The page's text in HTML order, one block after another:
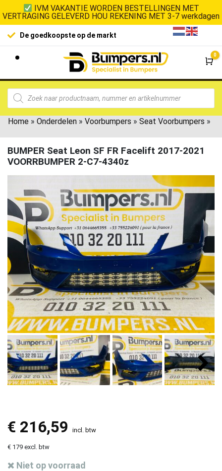
IVM VAKANTIE WORDEN BESTELLINGEN MET
VERTRAGING GELEVERD HOU REKENING MET 3-7 werkdagen
De goedkoopste op de markt
0
Home » Onderdelen » Voorbumpers » Seat Voorbumpers »
BUMPER Seat Leon SF FR Facelift 2017-2021
VOORRBUMPER 2-C7-4340z
€ 216,59 incl. btw
€ 179 excl. btw
Niet op voorraad